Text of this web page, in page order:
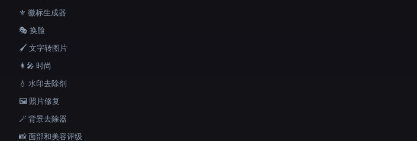
⚜️ 徽标生成器
🎭 换脸
🖌️ 文字转图片
👩‍🎤 时尚
💧 水印去除剂
🖼️ 照片修复
🪄 背景去除器
📸 面部和美容评级